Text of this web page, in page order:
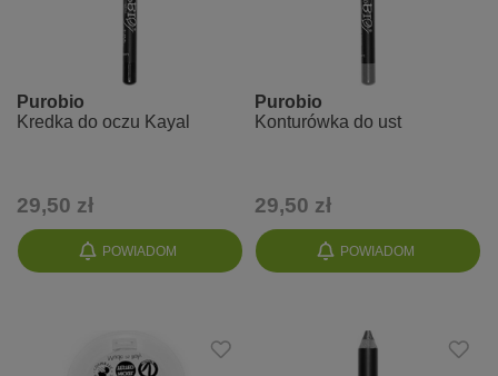
POWIADOM
Purobio
Kredka do oczu Kayal
29,50 zł
POWIADOM
Purobio
Konturówka do ust
29,50 zł